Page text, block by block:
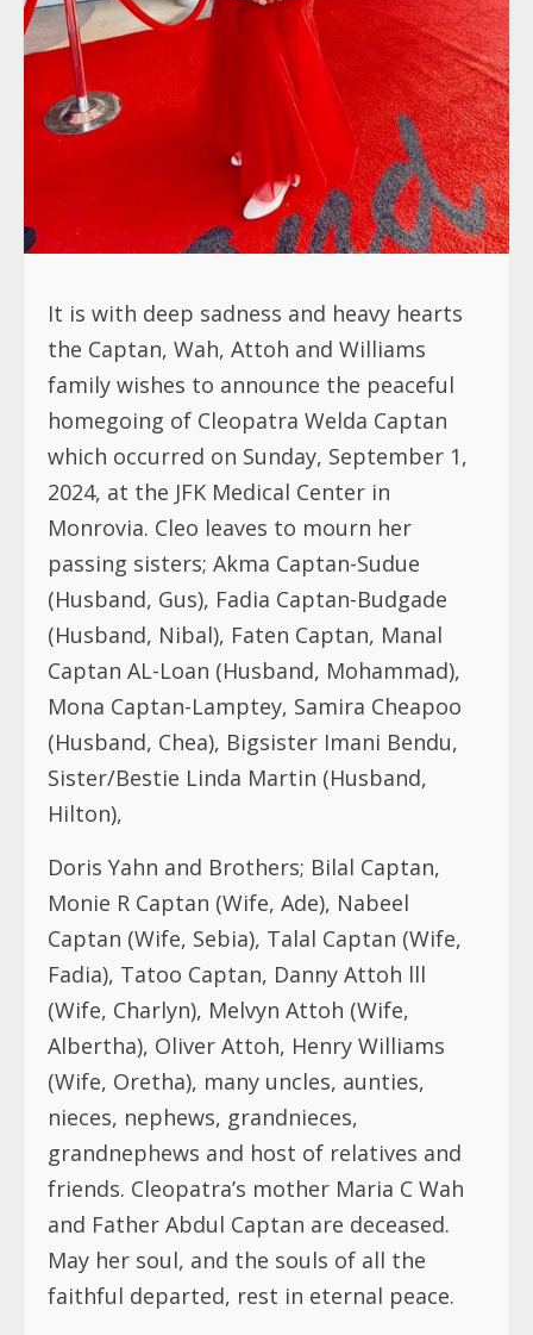
It is with deep sadness and heavy hearts
the Captan, Wah, Attoh and Williams
family wishes to announce the peaceful
homegoing of Cleopatra Welda Captan
which occurred on Sunday, September 1,
2024, at the JFK Medical Center in
Monrovia. Cleo leaves to mourn her
passing sisters; Akma Captan-Sudue
(Husband, Gus), Fadia Captan-Budgade
(Husband, Nibal), Faten Captan, Manal
Captan AL-Loan (Husband, Mohammad),
Mona Captan-Lamptey, Samira Cheapoo
(Husband, Chea), Bigsister Imani Bendu,
Sister/Bestie Linda Martin (Husband,
Hilton),
Doris Yahn and Brothers; Bilal Captan,
Monie R Captan (Wife, Ade), Nabeel
Captan (Wife, Sebia), Talal Captan (Wife,
Fadia), Tatoo Captan, Danny Attoh lll
(Wife, Charlyn), Melvyn Attoh (Wife,
Albertha), Oliver Attoh, Henry Williams
(Wife, Oretha), many uncles, aunties,
nieces, nephews, grandnieces,
grandnephews and host of relatives and
friends. Cleopatra’s mother Maria C Wah
and Father Abdul Captan are deceased.
May her soul, and the souls of all the
faithful departed, rest in eternal peace.